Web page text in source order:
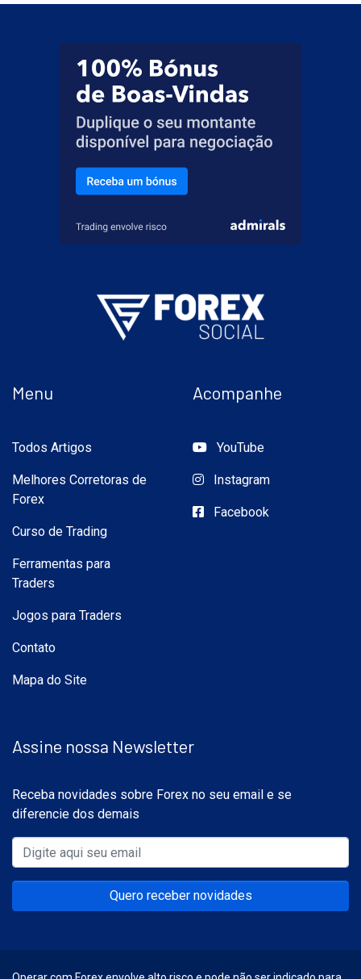
Menu
Todos Artigos
Melhores Corretoras de
Forex
Curso de Trading
Ferramentas para
Traders
Jogos para Traders
Contato
Mapa do Site
Acompanhe
YouTube
Instagram
Facebook
Assine nossa Newsletter
Receba novidades sobre Forex no seu email e se
diferencie dos demais
Quero receber novidades